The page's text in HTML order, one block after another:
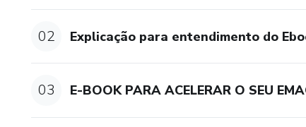
02 Explicação para entendimento do
03 E-BOOK PARA ACELERAR O SEU